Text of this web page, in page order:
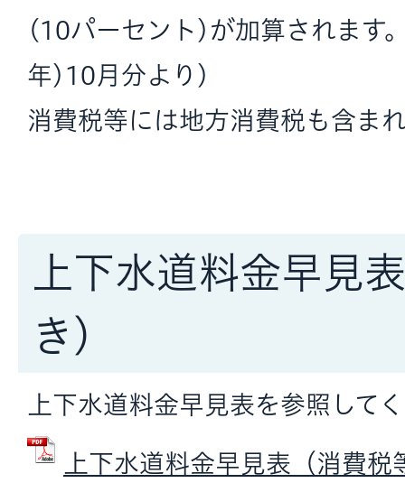
(10パーセント)が加算されます
年)10月分より)
消費税等には地方消費税も含ま
上下水道料金早見
き)
上下水道料金早見表を参照して
上下水道料金早見表（消費